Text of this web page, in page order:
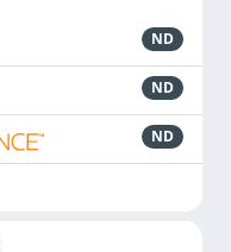
ND
ND
ND